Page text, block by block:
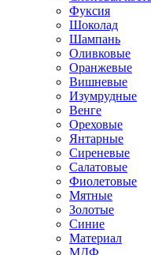
Фуксия
Шоколад
Шампань
Оливковые
Оранжевые
Вишневые
Изумрудные
Венге
Ореховые
Янтарные
Сиреневые
Салатовые
Фиолетовые
Мятные
Золотые
Синие
Материал
МДФ